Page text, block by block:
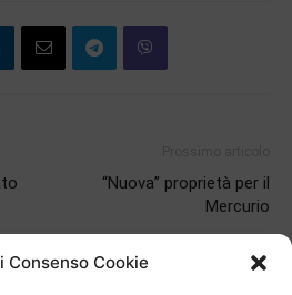
Consenso Cookie
“Nuova” proprietà per il
Mercurio